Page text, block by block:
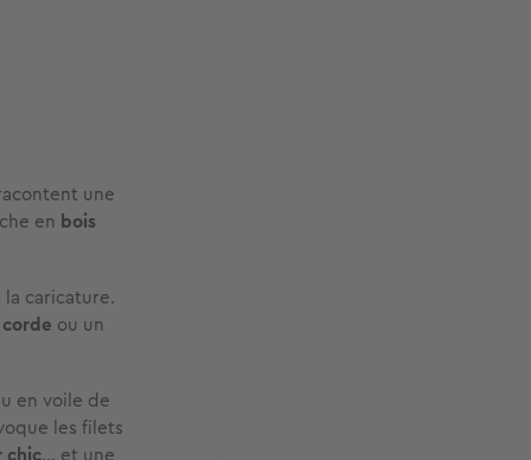
une
en bois
caricature.
ou un
en voile de
les filets